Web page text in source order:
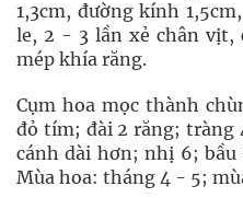
1,3cm, đường kính
le, 2 - 3 lần xẻ chân vịt,
mép khía răng.
Cụm hoa mọc thành
đỏ tím; đài 2 răng; tràng
cánh dài hơn; nhị 6; bầu
Mùa hoa: tháng 4 - 5;